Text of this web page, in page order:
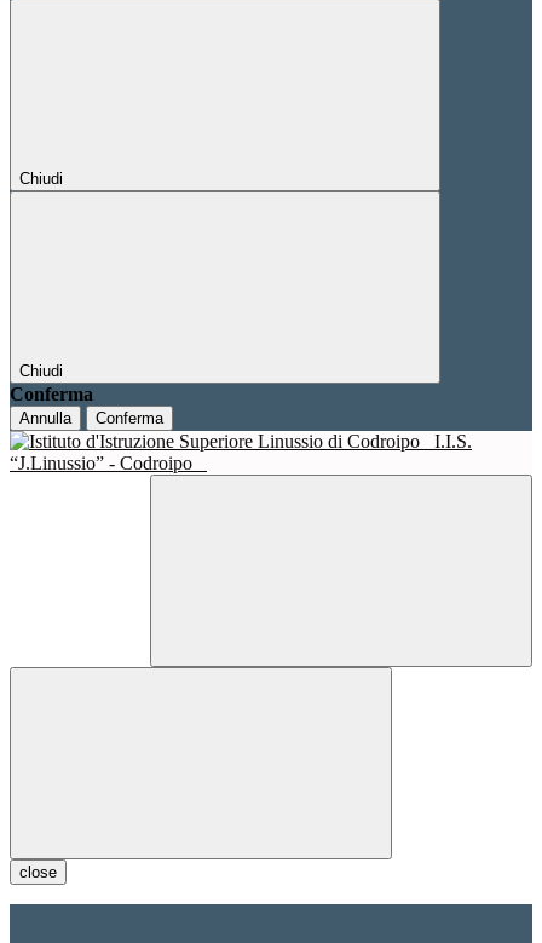
Chiudi
Chiudi
Conferma
Annulla Conferma
I.I.S.
“J.Linussio” - Codroipo
close